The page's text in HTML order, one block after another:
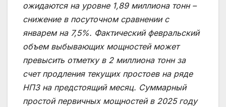
ожидаются на уровне 1,89 миллиона тонн –
снижение в посуточном сравнении с
январем на 7,5%. Фактический февральский
объем выбывающих мощностей может
превысить отметку в 2 миллиона тонн за
счет продления текущих простоев на ряде
НПЗ на предстоящий месяц. Суммарный
простой первичных мощностей в 2025 году